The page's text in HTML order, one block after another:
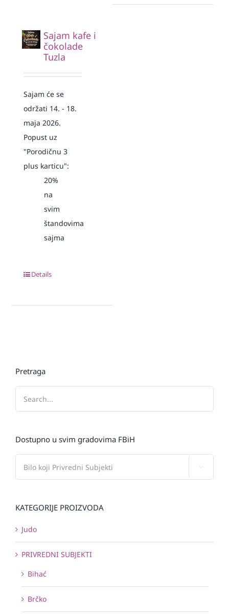
Sajam kafe i
čokolade
Tuzla
Sajam će se
održati 14. - 18.
maja 2026.
Popust uz
"Porodičnu 3
plus karticu":
20%
na
svim
štandovima
sajma
Details
Pretraga
Dostupno u svim gradovima FBiH
KATEGORIJE PROIZVODA
Judo
PRIVREDNI SUBJEKTI
Bihać
Brčko